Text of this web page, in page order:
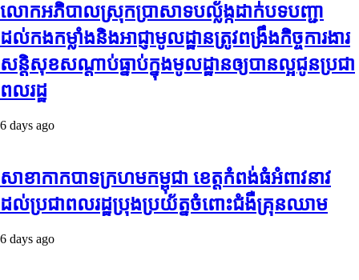
លោកអភិបាលស្រុកប្រាសាទបល្ល័ង្កដាក់បទបញ្ជា
ដល់កងកម្លាំងនិងអាជ្ញាមូលដ្ឋានត្រូវពង្រឹងកិច្ចការងារ
សន្តិសុខសណ្ដាប់ធ្នាប់ក្នុងមូលដ្ឋានឲ្យបានល្អជូនប្រជា
ពលរដ្ឋ
6 days ago
សាខាកាកបាទក្រហមកម្ពុជា ខេត្តកំពង់ធំអំពាវនាវ
ដល់ប្រជាពលរដ្ឋប្រុងប្រយ័ត្នចំពោះជំងឺគ្រុនឈាម
6 days ago